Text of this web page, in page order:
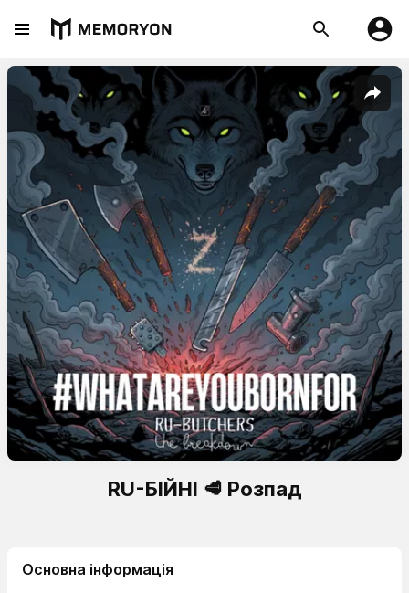
RU-БІЙНІ 🥩 Розпад
Основна інформація